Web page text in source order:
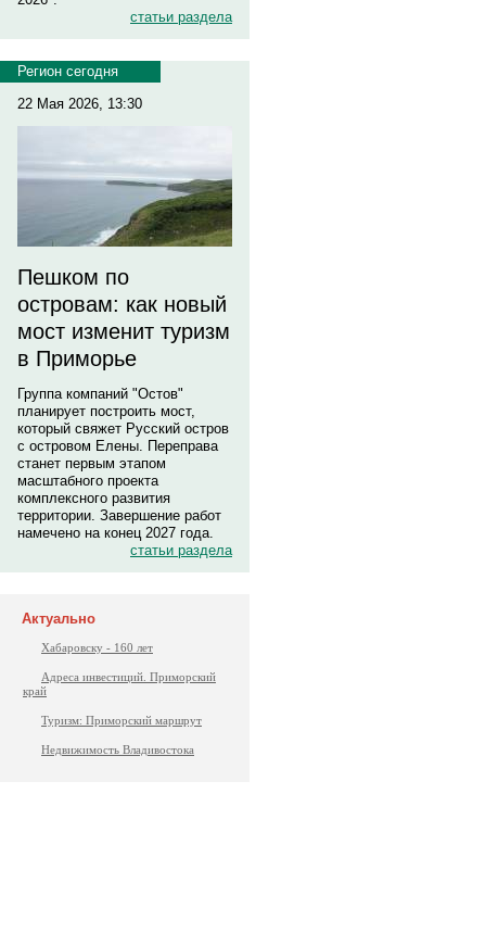
статьи раздела
Регион сегодня
22 Мая 2026, 13:30
Пешком по
островам: как новый
мост изменит туризм
в Приморье
Группа компаний "Остов"
планирует построить мост,
который свяжет Русский остров
с островом Елены. Переправа
станет первым этапом
масштабного проекта
комплексного развития
территории. Завершение работ
намечено на конец 2027 года.
статьи раздела
Актуально
Хабаровску - 160 лет
Адреса инвестиций. Приморский
край
Туризм: Приморский маршрут
Недвижимость Владивостока